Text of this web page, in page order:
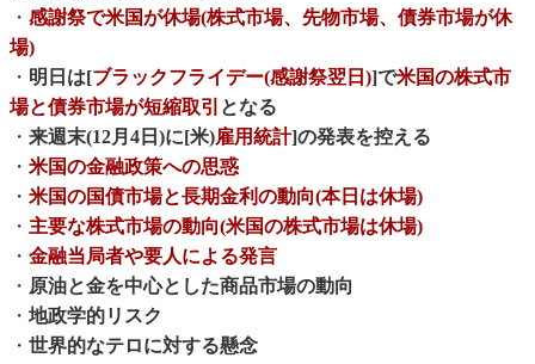
・ 感謝祭で米国が休場(株式市場、先物市場、債券市場が休
場)
・ 明日は[ブラックフライデー(感謝祭翌日)]で米国の株式市
場と債券市場が短縮取引 となる
・ 来週末(12月4日)に[米)雇用統計]の発表を控える
・ 米国の金融政策への思惑
・ 米国の国債市場と長期金利の動向(本日は休場)
・ 主要な株式市場の動向(米国の株式市場は休場)
・ 金融当局者や要人による発言
・ 原油と金を中心とした商品市場の動向
・ 地政学的リスク
・ 世界的なテロに対する懸念